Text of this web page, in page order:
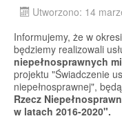
Utworzono: 14
Informujemy, że w
będziemy realizowali
niepełnosprawnych
projektu "Świadczenie
niepełnosprawnej",
Rzecz
w latach 2016-2020".